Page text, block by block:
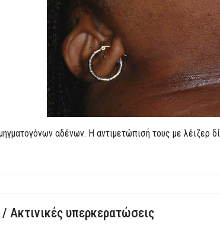
αδένων. Η αντιμετώπισή τους με λέιζερ
Ακτινικές υπερκερατώσεις